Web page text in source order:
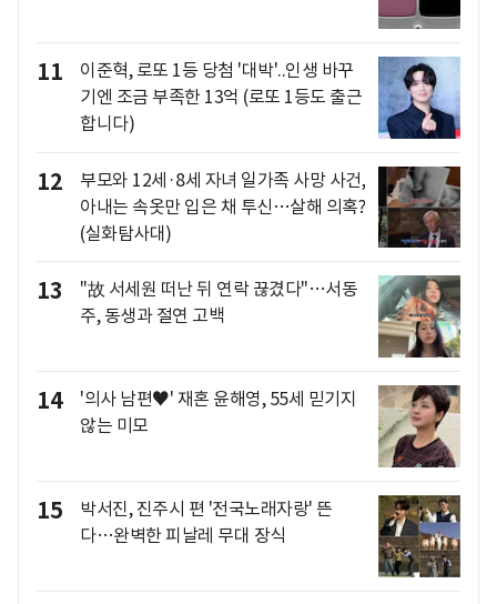
11
이준혁, 로또 1등 당첨 '대박'..인생 바꾸
기엔 조금 부족한 13억 (로또 1등도 출근
합니다)
12
부모와 12세·8세 자녀 일가족 사망 사건,
아내는 속옷만 입은 채 투신…살해 의혹?
(실화탐사대)
13
"故 서세원 떠난 뒤 연락 끊겼다"…서동
주, 동생과 절연 고백
14
'의사 남편♥' 재혼 윤해영, 55세 믿기지
않는 미모
15
박서진, 진주시 편 '전국노래자랑' 뜬
다…완벽한 피날레 무대 장식